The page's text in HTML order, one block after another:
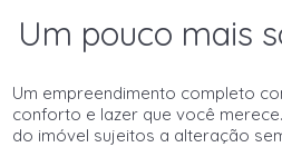
Um pouco mais
Um empreendimento completo
conforto e lazer que você
do imóvel sujeitos a alteração